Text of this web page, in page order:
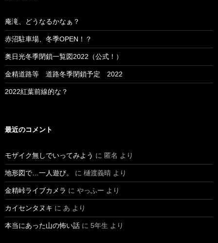
庵滝、どうなるかなぁ？
赤沼駐車場、冬季OPEN！？
奥日光冬季閉鎖一覧図2022（公式！）
金精道路等 道路冬季閉鎖予定 2022
2022紅葉前線的な？
最近のコメント
モザイク無しでいってみよう に 匿名 より
地形図で…一人遊び。 に 樋渡義晴 より
金精峠ライブカメラ に やっふー より
カイセンタヌキ に あ より
本当にあった山の怖い話 に 5年生 より